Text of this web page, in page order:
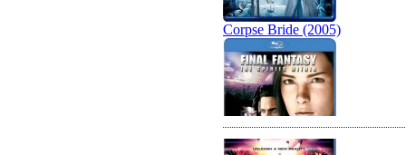
Corpse Bride (2005)